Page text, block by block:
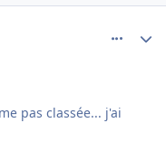
pas classée... j'ai